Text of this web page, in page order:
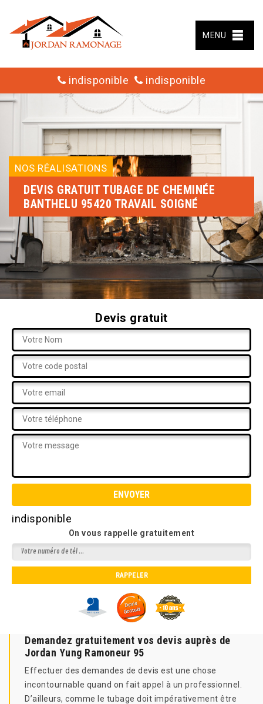
MENU
indisponible indisponible
NOS RÉALISATIONS
DEVIS GRATUIT TUBAGE DE CHEMINÉE
BANTHELU 95420 TRAVAIL SOIGNÉ
Devis gratuit
indisponible
On vous rappelle gratuitement
Demandez gratuitement vos devis auprès de
Jordan Yung Ramoneur 95
Effectuer des demandes de devis est une chose
incontournable quand on fait appel à un professionnel.
D’ailleurs, comme le tubage doit impérativement être